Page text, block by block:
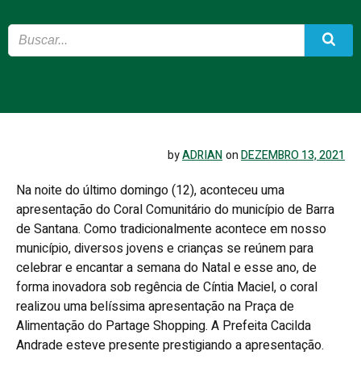
byADRIANonDEZEMBRO 13, 2021
Na noite do último domingo (12), aconteceu uma
apresentação do Coral Comunitário do município de Barra
de Santana. Como tradicionalmente acontece em nosso
município, diversos jovens e crianças se reúnem para
celebrar e encantar a semana do Natal e esse ano, de
forma inovadora sob regência de Cíntia Maciel, o coral
realizou uma belíssima apresentação na Praça de
Alimentação do Partage Shopping. A Prefeita Cacilda
Andrade esteve presente prestigiando a apresentação.